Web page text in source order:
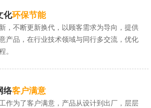
化环保节能
，不断更新换代，以顾客需求为导向，提供
产品，在行业技术领域与同行多交流，优化
。
络客户满意
作为了客户满意，产品从设计到出厂，层层